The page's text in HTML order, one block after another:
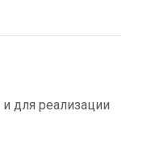
для реализации